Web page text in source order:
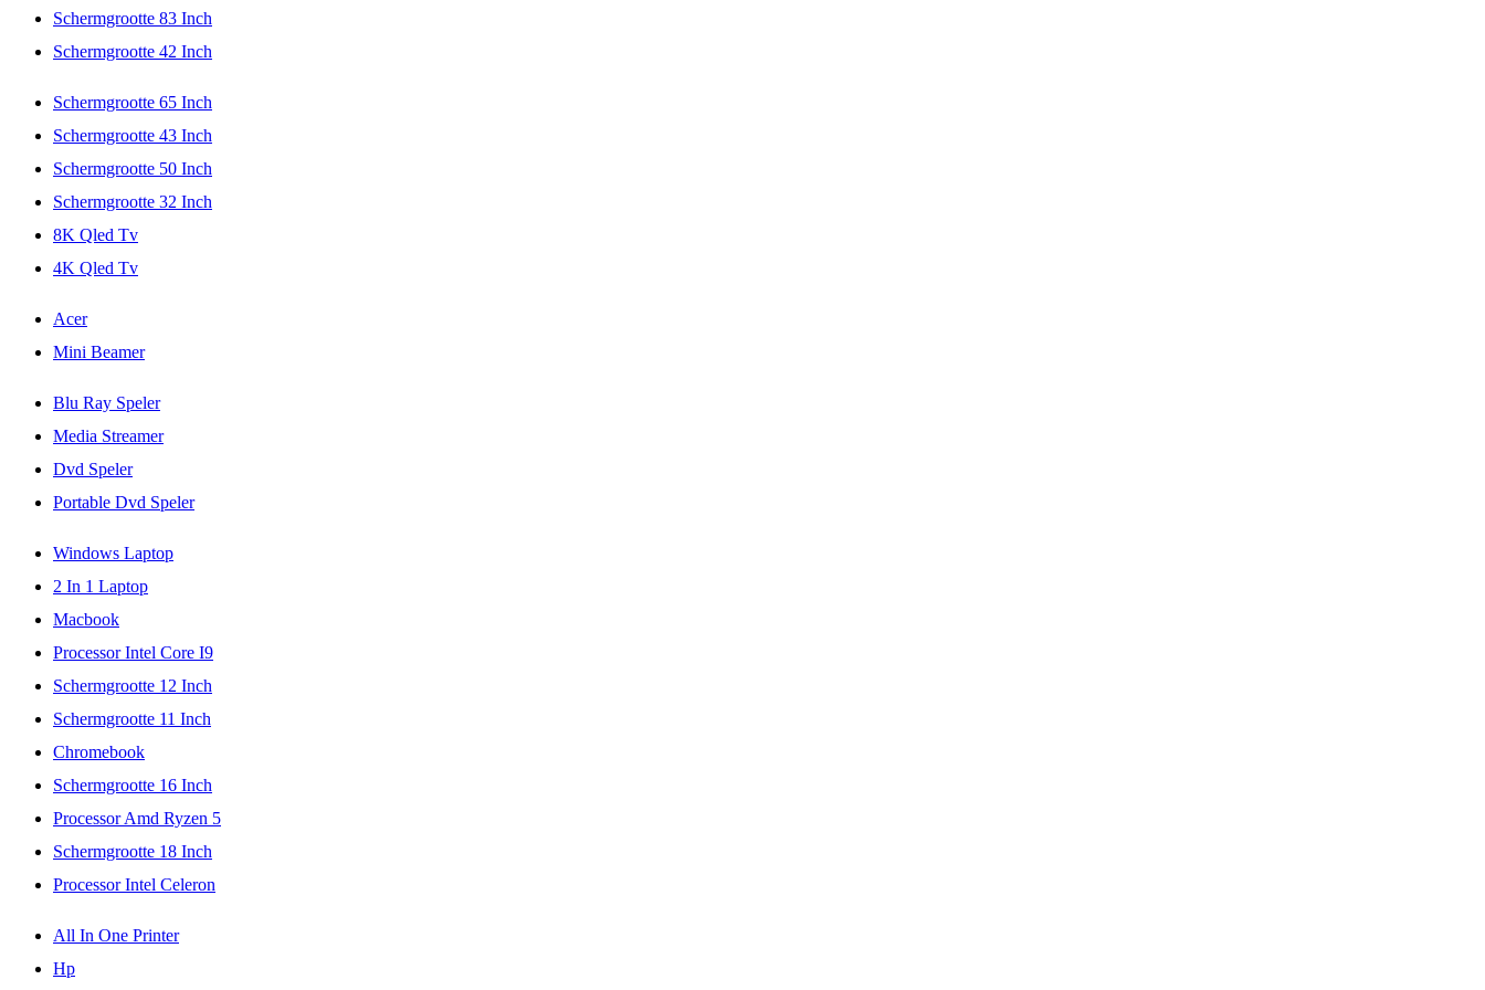
Schermgrootte 83 Inch
Schermgrootte 42 Inch
Schermgrootte 65 Inch
Schermgrootte 43 Inch
Schermgrootte 50 Inch
Schermgrootte 32 Inch
8K Qled Tv
4K Qled Tv
Acer
Mini Beamer
Blu Ray Speler
Media Streamer
Dvd Speler
Portable Dvd Speler
Windows Laptop
2 In 1 Laptop
Macbook
Processor Intel Core I9
Schermgrootte 12 Inch
Schermgrootte 11 Inch
Chromebook
Schermgrootte 16 Inch
Processor Amd Ryzen 5
Schermgrootte 18 Inch
Processor Intel Celeron
All In One Printer
Hp